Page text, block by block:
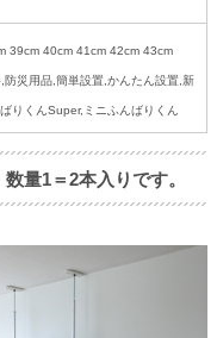
39cm 40cm 41cm 42cm 43cm
災用品,簡単設置,かんたん設置,新
りくんSuper,ミニふんばりくん
量1＝2本入りです。